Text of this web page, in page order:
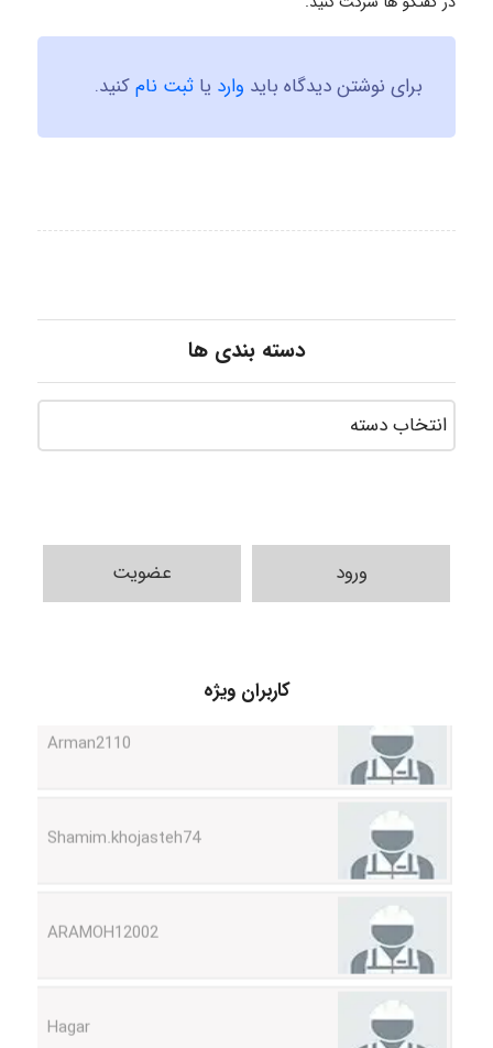
برای نوشتن دیدگاه باید وارد یا ثبت نامکنید.
دسته بندی ها
ورود عضویت
کاربران ویژه
Mohammad Abbasi HSE